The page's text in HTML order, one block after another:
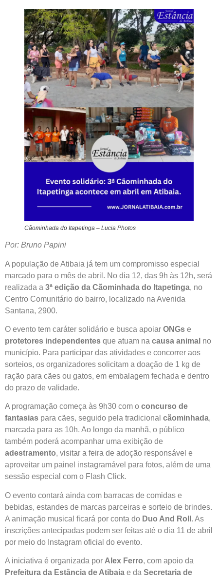
Cãominhada do Itapetinga – Lucia Photos
Por: Bruno Papini
A população de Atibaia já tem um compromisso especial
marcado para o mês de abril. No dia 12, das 9h às 12h, será
realizada a 3ª edição da Cãominhada do Itapetinga, no
Centro Comunitário do bairro, localizado na Avenida
Santana, 2900.
O evento tem caráter solidário e busca apoiar ONGs e
protetores independentes que atuam na causa animal no
município. Para participar das atividades e concorrer aos
sorteios, os organizadores solicitam a doação de 1 kg de
ração para cães ou gatos, em embalagem fechada e dentro
do prazo de validade.
A programação começa às 9h30 com o concurso de
fantasias para cães, seguido pela tradicional cãominhada,
marcada para as 10h. Ao longo da manhã, o público
também poderá acompanhar uma exibição de
adestramento, visitar a feira de adoção responsável e
aproveitar um painel instagramável para fotos, além de uma
sessão especial com o Flash Click.
O evento contará ainda com barracas de comidas e
bebidas, estandes de marcas parceiras e sorteio de brindes.
A animação musical ficará por conta do Duo And Roll . As
inscrições antecipadas podem ser feitas até o dia 11 de abril
por meio do Instagram oficial do evento.
A iniciativa é organizada por Alex Ferro, com apoio da
Prefeitura da Estância de Atibaia e da Secretaria de